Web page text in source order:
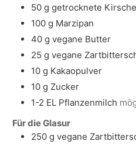
50 g getrocknete
100 g Marzipan
40 g vegane Butter
25 g vegane
10 g Kakaopulver
10 g Zucker
1-2 EL Pflanzenmilch
Für die Glasur
250 g vegane